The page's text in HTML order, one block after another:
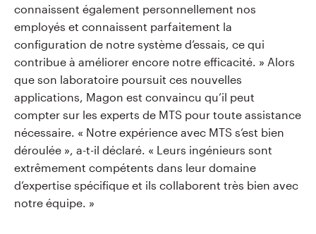
connaissent également personnellement nos
employés et connaissent parfaitement la
configuration de notre système d’essais, ce qui
contribue à améliorer encore notre efficacité. » Alors
que son laboratoire poursuit ces nouvelles
applications, Magon est convaincu qu’il peut
compter sur les experts de MTS pour toute assistance
nécessaire. « Notre expérience avec MTS s’est bien
déroulée », a-t-il déclaré. « Leurs ingénieurs sont
extrêmement compétents dans leur domaine
d’expertise spécifique et ils collaborent très bien avec
notre équipe. »